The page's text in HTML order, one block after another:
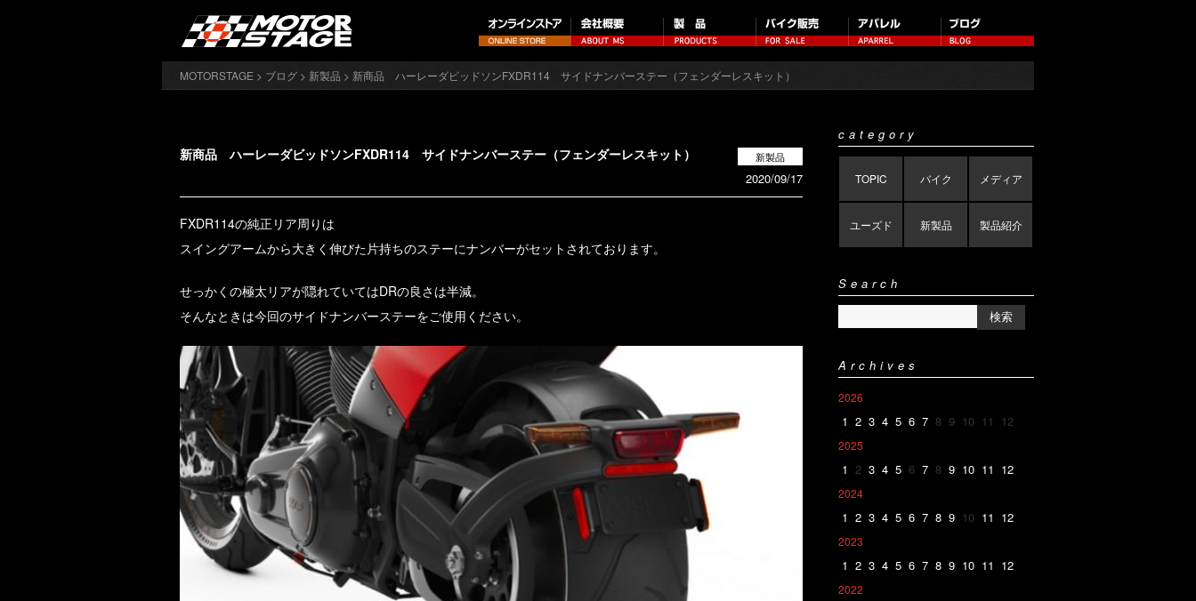
MOTORSTAGE > ブログ > 新製品 > 新商品 ハーレーダビッドソンFXDR114 サイドナンバーステー（フェンダーレスキット）
新商品 ハーレーダビッドソンFXDR114 サイドナンバーステー（フェンダーレスキット） 新製品
2020/09/17
FXDR114の純正リア周りは
スイングアームから大きく伸びた片持ちのステーにナンバーがセットされております。
せっかくの極太リアが隠れていてはDRの良さは半減。
そんなときは今回のサイドナンバーステーをご使用ください。
category
TOPIC バイク メディア
ユーズド 新製品 製品紹介
Search
Archives
2026
1 2 3 4 5 6 7 8 9 10 11 12
2025
1 2 3 4 5 6 7 8 9 10 11 12
2024
1 2 3 4 5 6 7 8 9 10 11 12
2023
1 2 3 4 5 6 7 8 9 10 11 12
2022